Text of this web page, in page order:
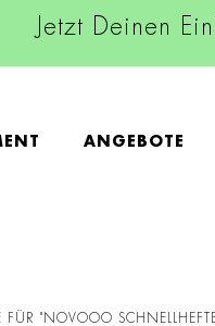
Jetzt Deinen
ANGEBOTE
FÜR "NOVOOO